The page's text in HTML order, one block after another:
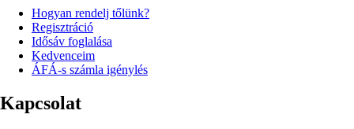
Hogyan rendelj tőlünk?
Regisztráció
Idősáv foglalása
Kedvenceim
ÁFÁ-s számla igénylés
Kapcsolat